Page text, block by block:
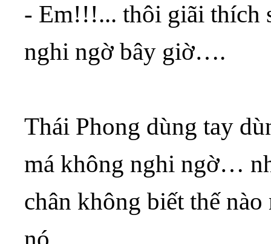
- Em!!!... thôi giãi thích
nghi ngờ bây giờ….
Thái Phong dùng tay
má không nghi ngờ…
chân không biết thế
nó…..